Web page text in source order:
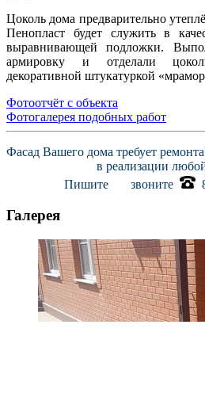
Цоколь дома предварительно
Пенопласт будет служить в
выравнивающей подложки.
армировку и отделали
декоративной штукатуркой
Фотоотчёт с объекта
Фотогалерея подобных работ
Фасад Вашего дома требует
в реализации
Пишите
звоните
Галерея